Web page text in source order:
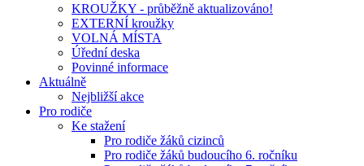
KROUŽKY - průběžně aktualizováno!
EXTERNÍ kroužky
VOLNÁ MÍSTA
Úřední deska
Povinné informace
Aktuálně
Nejbližší akce
Pro rodiče
Ke stažení
Pro rodiče žáků cizinců
Pro rodiče žáků budoucího 6. ročníku